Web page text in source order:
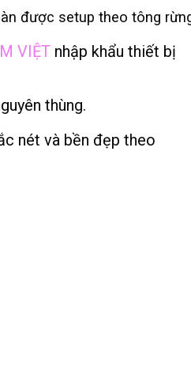
được setup theo tông
VIỆT nhập khẩu thiết bị
thùng.
nét và bền đẹp theo